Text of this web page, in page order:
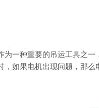
一种重要的吊运工具之一
如果电机出现问题，那